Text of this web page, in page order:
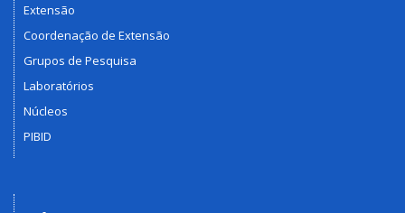
Extensão
Coordenação de Extensão
Grupos de Pesquisa
Laboratórios
Núcleos
PIBID